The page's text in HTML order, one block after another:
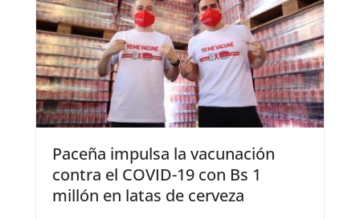
Paceña impulsa la vacunación
contra el COVID-19 con Bs 1
millón en latas de cerveza